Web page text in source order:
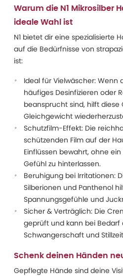
Warum die N1 Mikrosilber
ideale Wahl ist
N1 bietet dir eine spezialisierte
auf die Bedürfnisse von
ist:
Ideal für Vielwäscher: Wenn
häufiges Desinfizieren oder
beansprucht sind, hilft
Gleichgewicht
Schutzfilm-Effekt: Die
schützenden Film auf der
Einflüssen bewahrt, ohne
Gefühl zu hinterlassen.
Beruhigung bei Irritationen:
Silberionen und Panthenol
Spannungsgefühle und
Sicher & Verträglich: Die
geprüft und kann bei
Schwangerschaft und
Schenk deinen Händen
Gepflegte Hände sind deine